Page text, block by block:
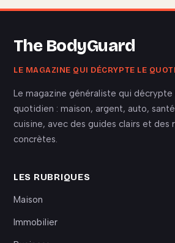
The BodyGuard
LE MAGAZINE QUI DÉCRYPTE LE
Le magazine généraliste qui décrypte
quotidien : maison, argent, auto,
cuisine, avec des guides clairs et des
concrètes.
LES RUBRIQUES
Maison
Immobilier